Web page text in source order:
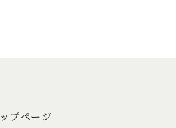
プページ